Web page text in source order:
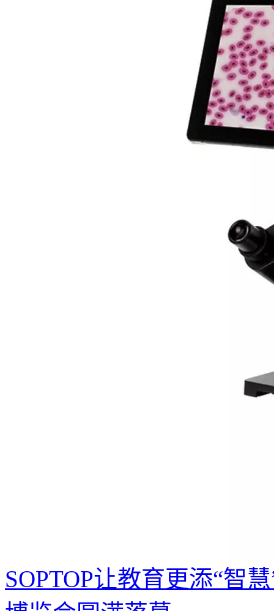
SOPTOP让教育更添“智